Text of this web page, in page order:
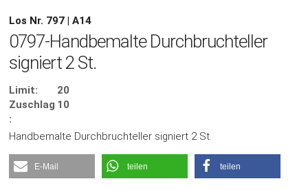
Los Nr. 797 | A14
0797-Handbemalte Durchbruchteller
signiert 2 St.
Limit:
20
Zuschlag
:
10
Handbemalte Durchbruchteller signiert 2 St.
E-Mail teilen teilen